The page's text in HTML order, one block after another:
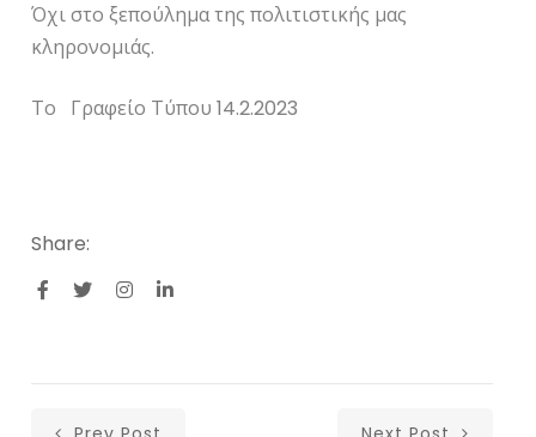
Όχι στο ξεπούλημα της πολιτιστικής μας
κληρονομιάς.
Το Γραφείο Τύπου 14.2.2023
Share: